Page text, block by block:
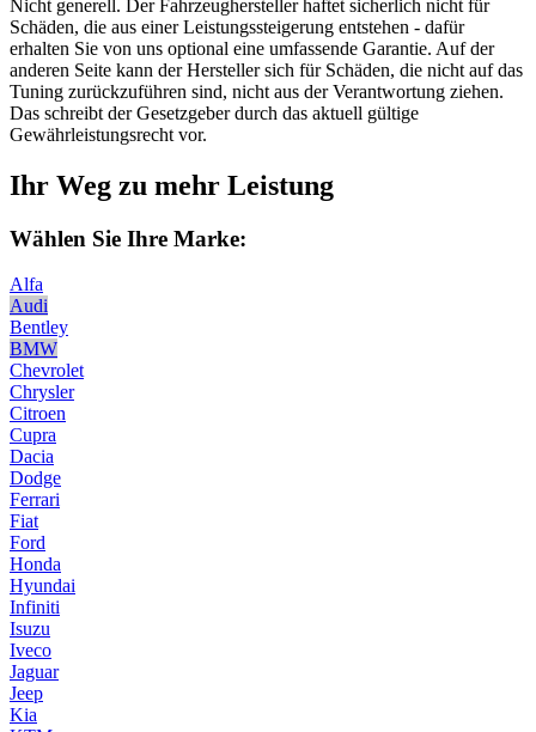
Nicht generell. Der Fahrzeughersteller haftet sicherlich nicht für
Schäden, die aus einer Leistungssteigerung entstehen - dafür
erhalten Sie von uns optional eine umfassende Garantie. Auf der
anderen Seite kann der Hersteller sich für Schäden, die nicht auf das
Tuning zurückzuführen sind, nicht aus der Verantwortung ziehen.
Das schreibt der Gesetzgeber durch das aktuell gültige
Gewährleistungsrecht vor.
Ihr Weg zu mehr Leistung
Wählen Sie Ihre Marke:
Alfa
Audi
Bentley
BMW
Chevrolet
Chrysler
Citroen
Cupra
Dacia
Dodge
Ferrari
Fiat
Ford
Honda
Hyundai
Infiniti
Isuzu
Iveco
Jaguar
Jeep
Kia